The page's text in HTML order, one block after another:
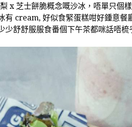
x 芝士餅脆概念嘅沙冰，唔單只個
有 cream, 好似食緊蛋糕咁好鍾意餐
少舒舒服服食番個下午茶都咪話唔梳